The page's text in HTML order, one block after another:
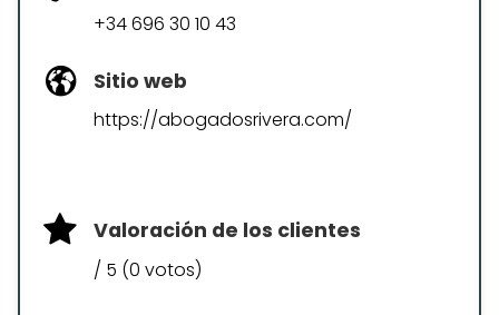
+34 696 30 10 43
Sitio web
https://abogadosrivera.com/
Valoración de los clientes
/ 5 (0 votos)